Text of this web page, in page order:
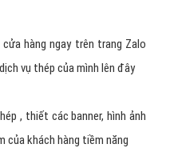
hàng ngay trên trang Zalo
vụ thép của mình lên đây
, thiết các banner, hình ảnh
của khách hàng tiềm năng